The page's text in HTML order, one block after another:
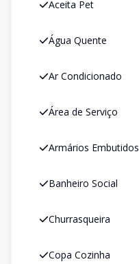
Aceita Pet
Água Quente
Ar Condicionado
Área de Serviço
Armários Embutidos
Banheiro Social
Churrasqueira
Copa Cozinha